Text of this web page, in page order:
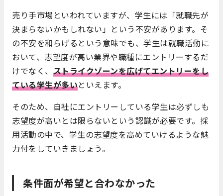
売り手市場といわれていますが、学生には「就職先が
決まらないかもしれない」という不安があります。そ
の不安を和らげるという意味でも、学生は就職活動に
おいて、志望度が高い業界や職種にエントリーするだ
けでなく、 ストライクゾーンを広げてエントリーをし
ている学生が多いといえます。
そのため、自社にエントリーしている学生は必ずしも
志望度が高いとは限らないという認識が必要です。採
用活動の中で、学生の志望度を高めていけるような魅
力付をしていきましょう。
条件面が希望と合わなかった